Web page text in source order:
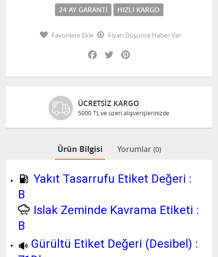
24 AY GARANTI HIZLI KARGO
Favorilere Ekle
Fiyatı Düşünce Haber Ver
Facebook
Twitter
GÜVENLI ALIŞVERIŞ
Bilgileriniz 128 Bit SSL ile
Ürün Bilgisi Yorumlar (0)
Yakıt Tasarrufu Etiket Değeri :
B
Islak Zeminde Kavrama Etiketi :
B
Gürültü Etiket Değeri (Desibel) :